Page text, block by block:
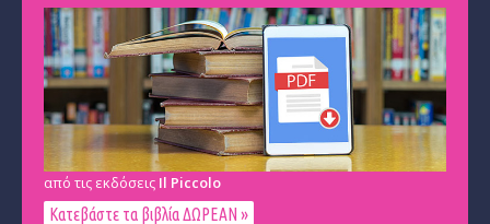
από τις εκδόσεις Il Piccolo
Κατεβάστε τα βιβλία ΔΩΡΕΑΝ »